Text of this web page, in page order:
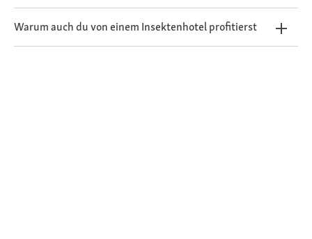
Warum auch du von einem Insektenhotel profitierst